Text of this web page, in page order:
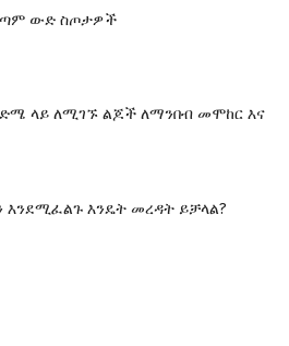
ውድ ስጦታዎች
ላይ ለሚገኙ ልጆች ለማንበብ መሞከር እና
እንዴት መረዳት ይቻላል?